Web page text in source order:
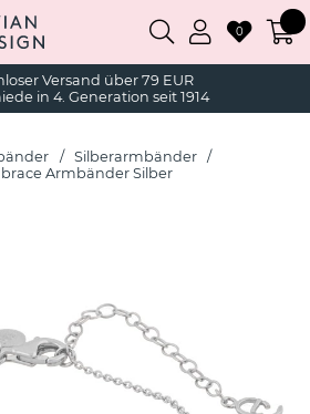
Versand über 79 EUR
in 4. Generation seit 1914
0
Silberarmbänder
Armbänder Silber